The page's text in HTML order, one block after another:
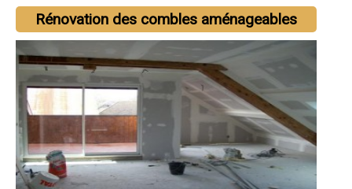
Rénovation des combles aménageables